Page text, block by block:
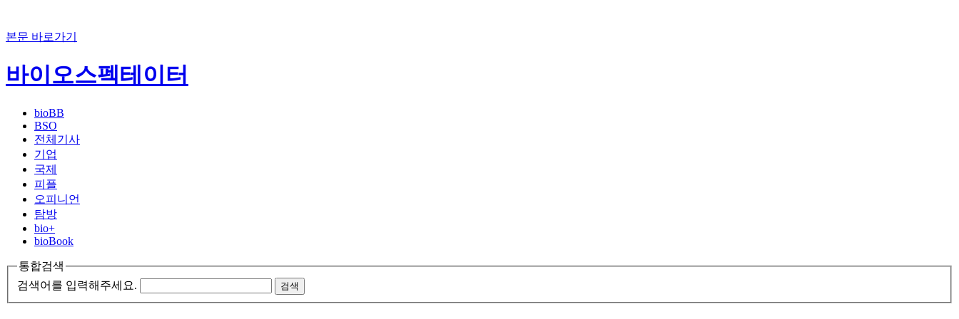
본문 바로가기
바이오스펙테이터
bioBB
BSO
전체기사
기업
국제
피플
오피니언
탐방
bio+
bioBook
통합검색
검색어를 입력해주세요.
검색